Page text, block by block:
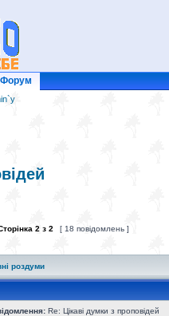
Форум
2 з 2 [ 18 повідомлень ]
роздуми
Re: Цікаві думки з проповідей